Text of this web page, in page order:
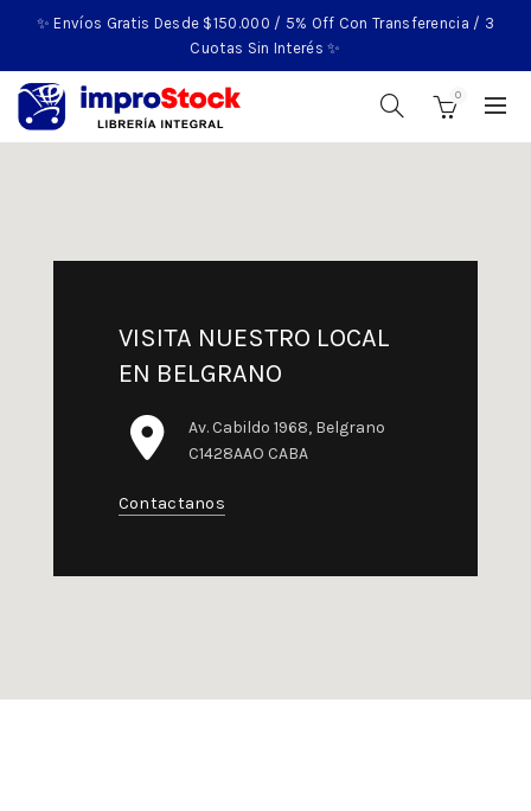
✨ Envíos Gratis Desde $150.000 / 5% Off Con Transferencia / 3
Cuotas Sin Interés ✨
0
VISITA NUESTRO LOCAL
EN BELGRANO
Av. Cabildo 1968, Belgrano
C1428AAO CABA
Contactanos